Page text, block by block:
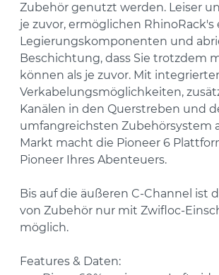
Zubehör genutzt werden. Leiser
je zuvor, ermöglichen RhinoRack's
Legierungskomponenten und
Beschichtung, dass Sie trotzdem
können als je zuvor. Mit
Verkabelungsmöglichkeiten,
Kanälen in den Querstreben und
umfangreichsten Zubehörsystem
Markt macht die Pioneer 6
Pioneer Ihres Abenteuers.
Bis auf die äußeren C-Channel ist
von Zubehör nur mit Zwifloc-
möglich.
Features & Daten: